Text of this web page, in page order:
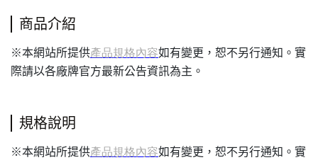
商品介紹
※本網站所提供產品規格內容如有變更，恕不另行通知。實
際請以各廠牌官方最新公告資訊為主。
規格說明
※本網站所提供產品規格內容如有變更，恕不另行通知。實